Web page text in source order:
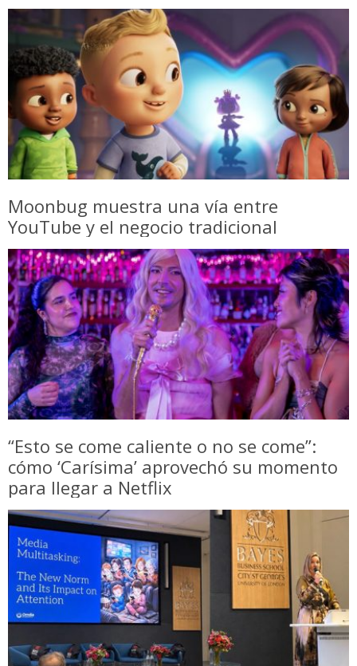
Moonbug muestra una vía entre
YouTube y el negocio tradicional
“Esto se come caliente o no se come”:
cómo ‘Carísima’ aprovechó su momento
para llegar a Netflix